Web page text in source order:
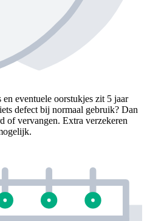
eventuele oorstukjes zit 5 jaar
defect bij normaal gebruik? Dan
of vervangen. Extra verzekeren